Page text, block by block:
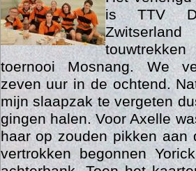
is TTV
toernooi Mosnang. We
zeven uur in de ochtend.
mijn slaapzak te vergeten
gingen halen. Voor Axelle
haar op zouden pikken aan
vertrokken begonnen